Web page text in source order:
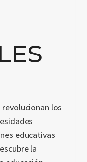
revolucionan los
educativas
la